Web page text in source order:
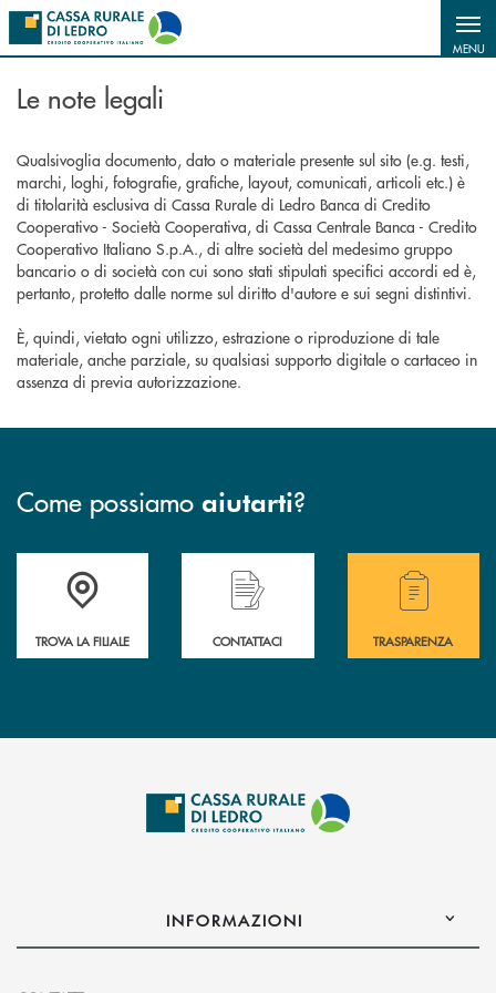
Salta al contenuto principale
MENU
Le note legali
Qualsivoglia documento, dato o materiale presente sul sito (e.g. testi,
marchi, loghi, fotografie, grafiche, layout, comunicati, articoli etc.) è
di titolarità esclusiva di Cassa Rurale di Ledro Banca di Credito
Cooperativo - Società Cooperativa, di Cassa Centrale Banca - Credito
Cooperativo Italiano S.p.A., di altre società del medesimo gruppo
bancario o di società con cui sono stati stipulati specifici accordi ed è,
pertanto, protetto dalle norme sul diritto d'autore e sui segni distintivi.
È, quindi, vietato ogni utilizzo, estrazione o riproduzione di tale
materiale, anche parziale, su qualsiasi supporto digitale o cartaceo in
assenza di previa autorizzazione.
Come possiamo aiutarti?
Accedi all' elenco completo delle filiali .
TROVA LA FILIALE
Hai bisogno di assistenza immediata?
CONTATTACI
Hai bisogno di
TRASPARENZA
INFORMAZIONI